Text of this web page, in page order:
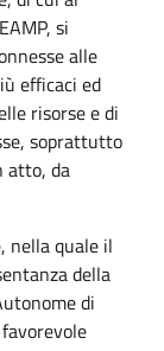
si
alle
efficaci ed
risorse e di
soprattutto
atto, da
nella quale il
della
di